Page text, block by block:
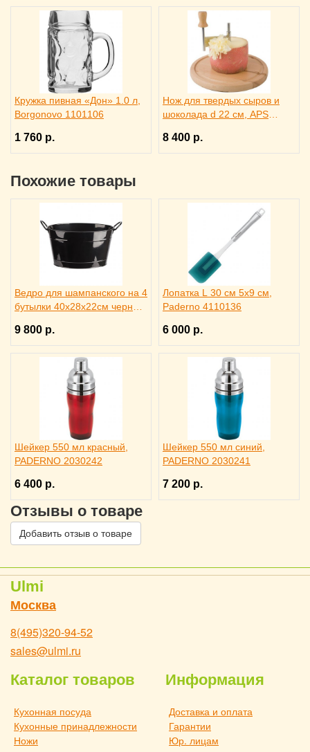
Кружка пивная «Дон» 1.0 л,
Borgonovo 1101106
1 760 р.
Нож для твердых сыров и
шоколада d 22 см, APS
8 400 р.
Похожие товары
Ведро для шампанского на 4
бутылки 40х28х22см черное,
9 800 р.
Лопатка L 30 см 5х9 см,
Paderno 4110136
6 000 р.
Шейкер 550 мл красный,
PADERNO 2030242
6 400 р.
Шейкер 550 мл синий,
PADERNO 2030241
7 200 р.
Отзывы о товаре
Добавить отзыв о товаре
Ulmi
Москва
8(495)320-94-52
sales@ulmi.ru
Каталог товаров
Кухонная посуда
Кухонные принадлежности
Ножи
Информация
Доставка и оплата
Гарантии
Юр. лицам